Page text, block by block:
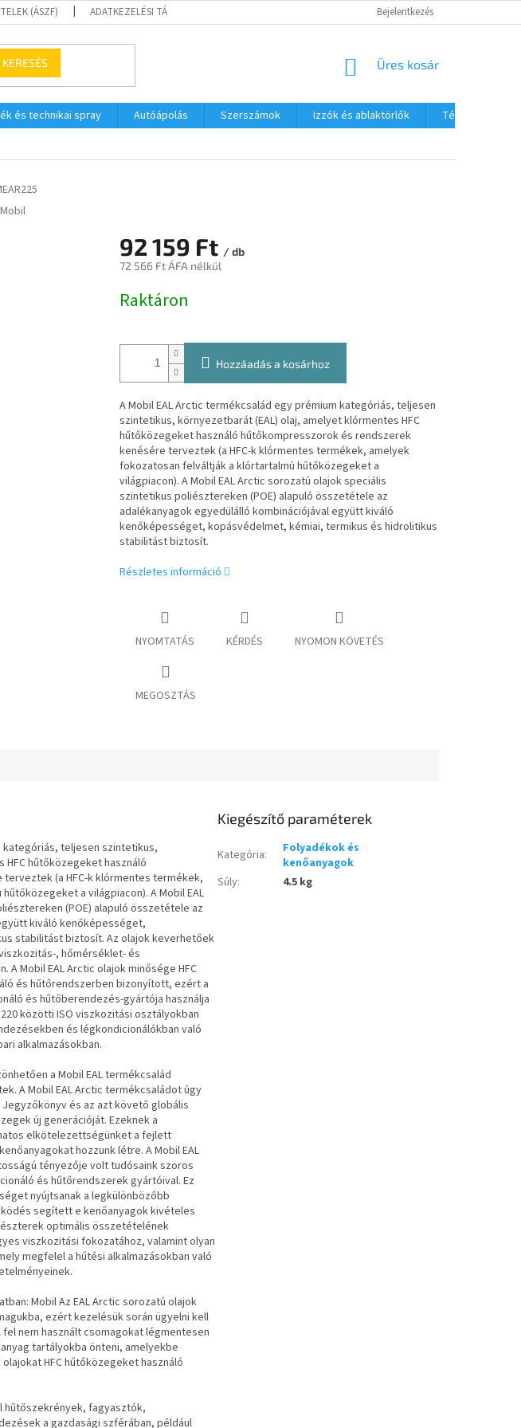
(ÁSZF) ADATKEZELÉSI TÁJÉKOZTATÓ Bejelentkezés
KERESÉS KOSÁR
Üres kosár
és technikai spray Autóápolás Szerszámok Izzók és ablaktörlők
Téli termékek
Mobil
92 159 Ft / db
72 566 Ft ÁFA nélkül
Raktáron
Hozzáadás a kosárhoz
A Mobil EAL Arctic termékcsalád egy prémium kategóriás, teljesen
szintetikus, környezetbarát (EAL) olaj, amelyet klórmentes HFC
hűtőközegeket használó hűtőkompresszorok és rendszerek
kenésére terveztek (a HFC-k klórmentes termékek, amelyek
fokozatosan felváltják a klórtartalmú hűtőközegeket a
világpiacon). A Mobil EAL Arctic sorozatú olajok speciális
szintetikus poliésztereken (POE) alapuló összetétele az
adalékanyagok egyedülálló kombinációjával együtt kiváló
kenőképességet, kopásvédelmet, kémiai, termikus és hidrolitikus
stabilitást biztosít.
Részletes információ
NYOMTATÁS KÉRDÉS NYOMON KÖVETÉS
MEGOSZTÁS
kategóriás, teljesen szintetikus,
hűtőközegeket használó
(a HFC-k klórmentes termékek,
a világpiacon). A Mobil EAL
(POE) alapuló összetétele az
kiváló kenőképességet,
stabilitást biztosít. Az olajok keverhetőek
, hőmérséklet- és
Mobil EAL Arctic olajok minősége HFC
és hűtőrendszerben bizonyított, ezért a
és hűtőberendezés-gyártója használja
közötti ISO viszkozitási osztályokban
és légkondicionálókban való
alkalmazásokban.
a Mobil EAL termékcsalád
A Mobil EAL Arctic termékcsaládot úgy
és az azt követő globális
új generációját. Ezeknek a
elkötelezettségünket a fejlett
hozzunk létre. A Mobil EAL
tényezője volt tudósaink szoros
és hűtőrendszerek gyártóival. Ez
nyújtsanak a legkülönbözőbb
segített e kenőanyagok kivételes
optimális összetételének
viszkozitási fokozatához, valamint olyan
megfelel a hűtési alkalmazásokban való
Mobil Az EAL Arctic sorozatú olajok
ezért kezelésük során ügyelni kell
nem használt csomagokat légmentesen
tartályokba önteni, amelyekbe
HFC hűtőközegeket használó
hűtőszekrények, fagyasztók,
a gazdasági szférában, például
Kiegészítő paraméterek
Kategória:
Folyadékok és
kenőanyagok
Súly: 4.5 kg